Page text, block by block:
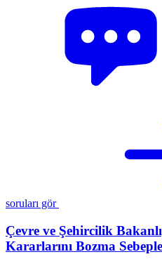
soruları gör
Çevre ve Şehircilik
Kararlarını Bozma